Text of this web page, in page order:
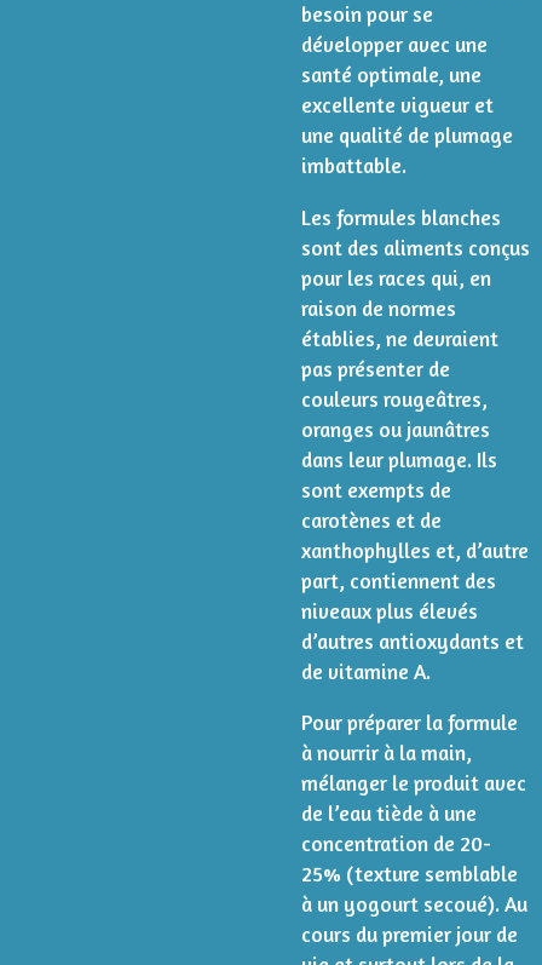
besoin pour se
développer avec une
santé optimale, une
excellente vigueur et
une qualité de plumage
imbattable.
Les formules blanches
sont des aliments conçus
pour les races qui, en
raison de normes
établies, ne devraient
pas présenter de
couleurs rougeâtres,
oranges ou jaunâtres
dans leur plumage. Ils
sont exempts de
carotènes et de
xanthophylles et, d’autre
part, contiennent des
niveaux plus élevés
d’autres antioxydants et
de vitamine A.
Pour préparer la formule
à nourrir à la main,
mélanger le produit avec
de l’eau tiède à une
concentration de 20-
25% (texture semblable
à un yogourt secoué). Au
cours du premier jour de